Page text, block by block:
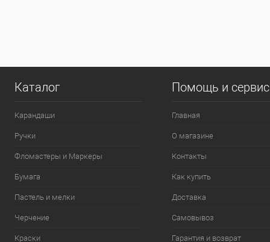
Каталог
Карандаши
Ручки
Фломастеры и Маркеры
Бумага
Пастель и мелки
Черчение
Краски
Помощь и
Главная
О магазине
Контакты
Как купить
Доставка
Самовывоз
Гарантия и возврат